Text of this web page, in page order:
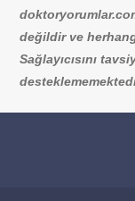
değildir ve
Sağlayıcısını